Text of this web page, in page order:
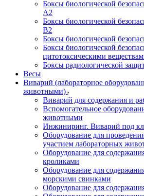
Боксы биологической
A2
Боксы биологической
B2
Боксы биологической
Боксы биологической
цитотоксическими
Боксы радиологической
Весы
Виварий (лабораторное
животными)
Виварий для содержания и
Вспомогательное
животными
Инжиниринг. Виварий под
Оборудование для
участием лабораторных
Оборудование для
кроликами
Оборудование для
морскими свинками
Оборудование для